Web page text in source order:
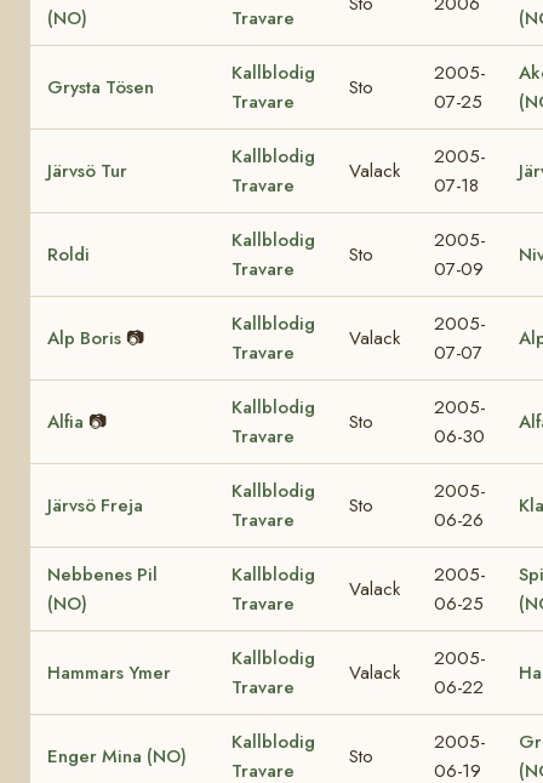
(NO)
Travare
Grysta Tösen
Kallblodig
Travare
Sto
2005-
07-25
Järvsö Tur
Kallblodig
Travare
Valack
2005-
07-18
Roldi
Kallblodig
Travare
Sto
2005-
07-09
Alp Boris 📷
Kallblodig
Travare
Valack
2005-
07-07
Alfia 📷
Kallblodig
Travare
Sto
2005-
06-30
Järvsö Freja
Kallblodig
Travare
Sto
2005-
06-26
Nebbenes Pil
(NO)
Kallblodig
Travare
Valack
2005-
06-25
Hammars Ymer
Kallblodig
Travare
Valack
2005-
06-22
Enger Mina (NO)
Kallblodig
Travare
Sto
2005-
06-19